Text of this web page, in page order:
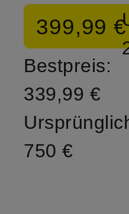
399,99 €
Bestpreis:
339,99 €
750 €